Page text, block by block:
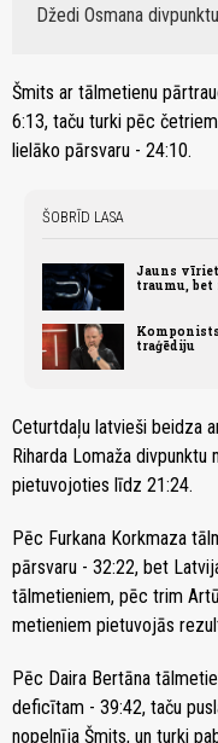
Džedi Osmana
Šmits ar tālmetienu
6:13, taču turki pēc
lielāko pārsvaru - 24:10.
ŠOBRĪD LASA
Jauns
traumu,
traģēdiju
Ceturtdaļu latvieši beidza
Riharda Lomaža
pietuvojoties līdz 21:24.
Pēc Furkana Korkmaza
pārsvaru - 32:22, bet
tālmetieniem, pēc trim
metieniem pietuvojās
Pēc Daira Bertāna
deficītam - 39:42, taču
nopelnīja Šmits, un turki